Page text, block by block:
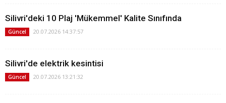
Silivri'deki 10 Plaj 'Mükemmel' Kalite Sınıfında
Güncel 20.07.2026 14:37:57
Silivri'de elektrik kesintisi
Güncel 20.07.2026 13:21:32